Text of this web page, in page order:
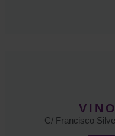
C/ Francisco